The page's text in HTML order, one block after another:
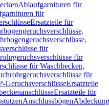
Ablaufgarnituren für
für
Ersatzteile für
für
für
für Waschbecken,
für
GeruchsverschlüsseErsatzteile
Ersatzteile für
Anschlussbögen